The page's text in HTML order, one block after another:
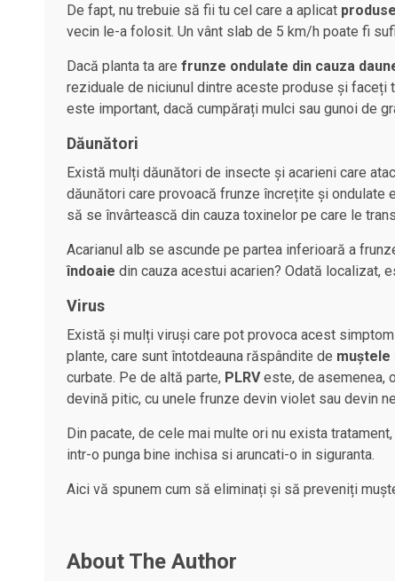
De fapt, nu trebuie să fii tu cel care a aplicat
vecin le-a folosit. Un vânt slab de 5 km/h poate fi
Dacă planta ta are frunze ondulate din cauza
reziduale de niciunul dintre aceste produse și
este important, dacă cumpărați mulci sau gunoi de
Dăunători
Există mulți dăunători de insecte și acarieni care
dăunători care provoacă frunze încrețite și ondulate
să se învârtească din cauza toxinelor pe care le
Acarianul alb se ascunde pe partea inferioară a
îndoaie din cauza acestui acarien? Odată localizat,
Virus
Există și mulți viruși care pot provoca acest
plante, care sunt întotdeauna răspândite de muștele
curbate. Pe de altă parte, PLRVeste, de asemenea,
devină pitic, cu unele frunze devin violet sau devin
Din pacate, de cele mai multe ori nu exista
intr-o punga bine inchisa si aruncati-o in siguranta.
Aici vă spunem cum să eliminați și să preveniți
About The Author